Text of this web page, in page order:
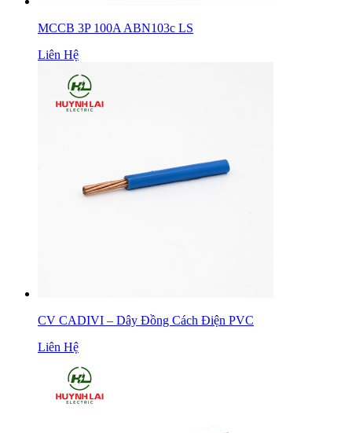
MCCB 3P 100A ABN103c LS
Liên Hệ
CV CADIVI – Dây Đồng Cách Điện PVC
Liên Hệ